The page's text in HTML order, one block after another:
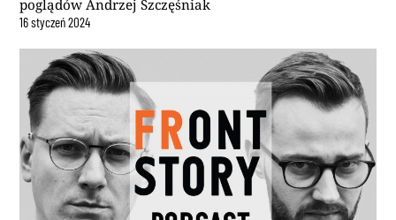
poglądów Andrzej Szczęśniak
16styczeń2024